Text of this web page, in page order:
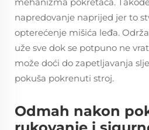
napredovanje naprijed jer to
opterećenje mišića leđa.
uže sve dok se potpuno ne
može doći do zapetljavanja
pokuša pokrenuti stroj.
Odmah nakon